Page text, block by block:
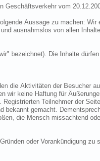
Geschäftsverkehr vom
Aussage zu machen: Wir
ausnahmslos von allen
bezeichnet). Die Inhalte
die Aktivitäten der Besucher
wir keine Haftung für
Teilnehmer der
bekannt gemacht.
die Mensch missachtend
oder Vorankündigung zu